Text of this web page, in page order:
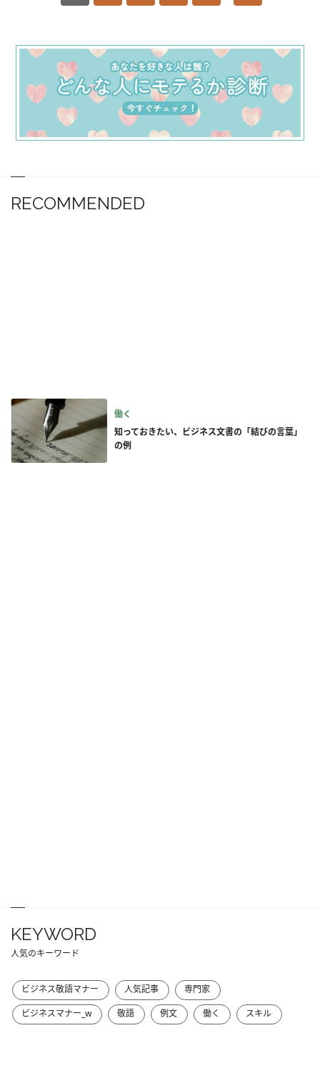
RECOMMENDED
働く
知っておきたい、ビジネス文書の「結びの言葉」
の例
KEYWORD
人気のキーワード
ビジネス敬語マナー 人気記事
専門家
ビジネスマナー_w
敬語 例文 働く スキル